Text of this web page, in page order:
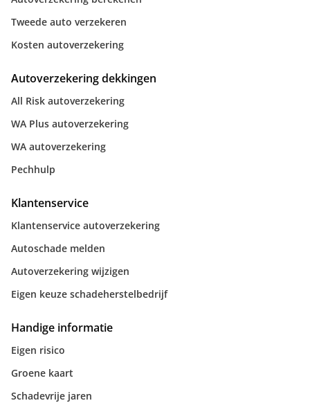
Tweede auto verzekeren
Kosten autoverzekering
Autoverzekering dekkingen
All Risk autoverzekering
WA Plus autoverzekering
WA autoverzekering
Pechhulp
Klantenservice
Klantenservice autoverzekering
Autoschade melden
Autoverzekering wijzigen
Eigen keuze schadeherstelbedrijf
Handige informatie
Eigen risico
Groene kaart
Schadevrije jaren